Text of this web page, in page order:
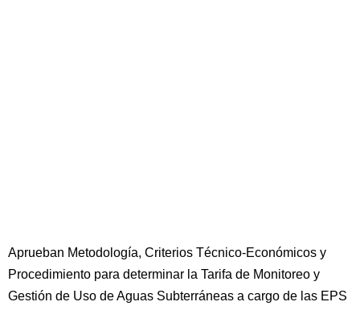
Aprueban Metodología, Criterios Técnico-Económicos y
Procedimiento para determinar la Tarifa de Monitoreo y
Gestión de Uso de Aguas Subterráneas a cargo de las EPS